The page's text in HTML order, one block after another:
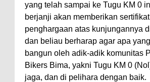
Ibadah,
Landasan
Kado HUT
Kapolres Bima
Pangkat 42
yang telah sampai ke Tugu KM 0
berjanji akan memberikan
penghargaan atas kunjungannya
dan beliau berharap agar apa
bangun oleh adik-adik komunitas
Bikers Bima, yakni Tugu KM 0
jaga, dan di pelihara dengan baik.